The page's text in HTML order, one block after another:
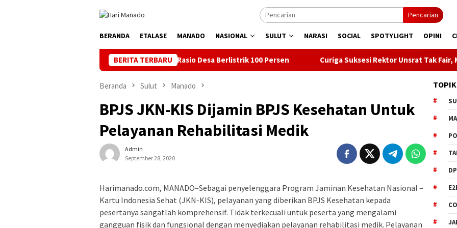
Pencarian
BERANDA ETALASE MANADO NASIONAL SULUT NARASI SOCIAL SPOTYLIGHT OPINI
BERITA TERBARU
Perdana di Pulau Dudepo, Rasio Desa Berlistrik 100 Persen Curiga Suksesi Rektor Unsrat Tak Fair, Mendiktisaintek
Beranda Sulut Manado
BPJS JKN-KIS Dijamin BPJS Kesehatan Untuk
Pelayanan Rehabilitasi Medik
Admin
September 28, 2020
Harimanado.com, MANADO–Sebagai penyelenggara Program Jaminan Kesehatan Nasional –
Kartu Indonesia Sehat (JKN-KIS), pelayanan yang diberikan BPJS Kesehatan kepada
pesertanya sangatlah komprehensif. Tidak terkecuali untuk peserta yang mengalami
gangguan fisik dan fungsional dengan menyediakan pelayanan rehabilitasi medik. Pelayanan